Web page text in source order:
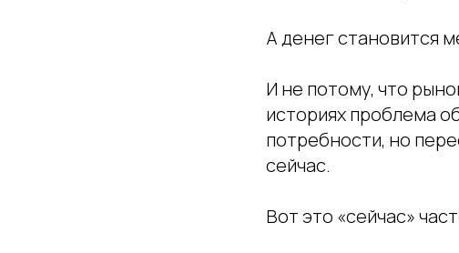
А денег становится
И не потому, что
историях проблема
потребности, но
сейчас.
Вот это «сейчас»